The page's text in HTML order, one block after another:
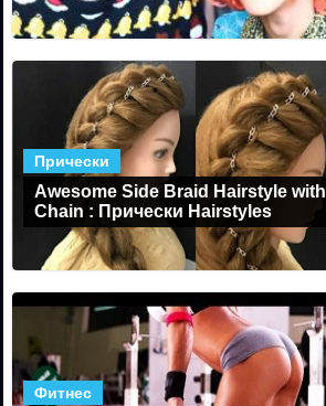
Awesome Side Braid Hairstyle with
Chain : Прически Hairstyles
Прически
Фитнес